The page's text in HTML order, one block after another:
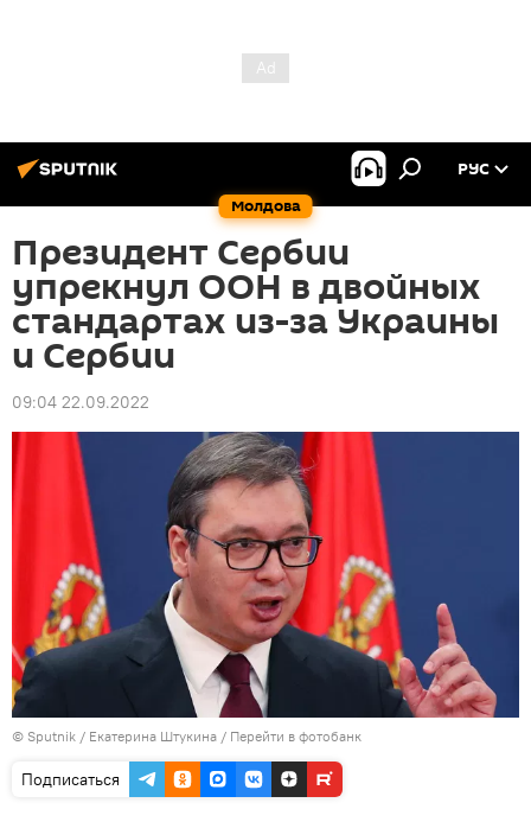
Молдова
РУС
Президент Сербии
упрекнул ООН в двойных
стандартах из-за Украины
и Сербии
09:04 22.09.2022
© Sputnik / Екатерина Штукина / Перейти в фотобанк
Подписаться